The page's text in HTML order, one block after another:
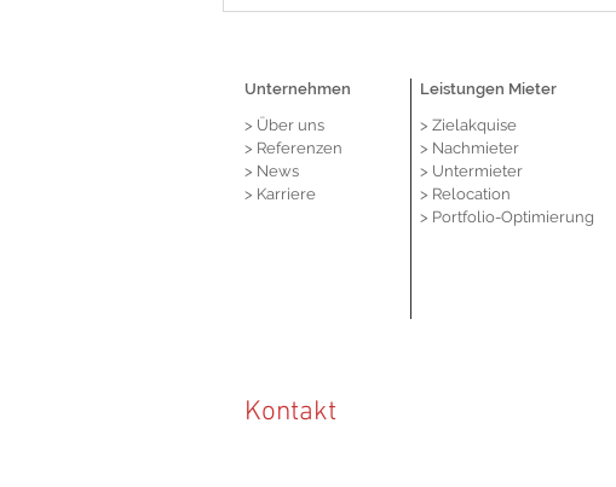
Westenhellwegs
Unternehmen
> Über uns
> Referenzen
> News
> Karriere
Leistungen Mieter
> Zielakquise
> Nachmieter
> Untermieter
> Relocation
> Portfolio-Optimierung
Kontakt